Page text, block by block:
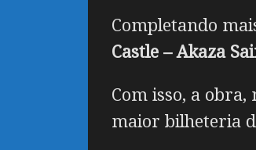
Completando
Castle – Akaza
Com isso, a obra,
maior bilheteria